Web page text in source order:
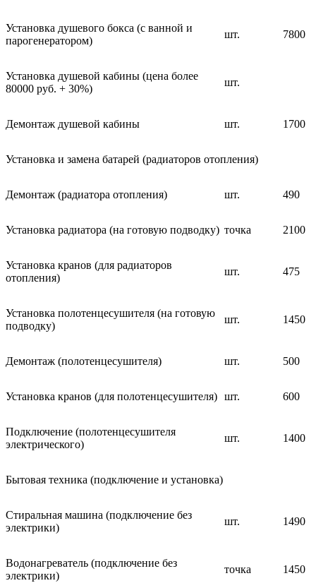
Установка душевого бокса (с ванной и
парогенератором)
шт. 7800
Установка душевой кабины (цена более
80000 руб. + 30%)
шт.
Демонтаж душевой кабины шт. 1700
Установка и замена батарей (радиаторов отопления)
Демонтаж (радиатора отопления) шт. 490
Установка радиатора (на готовую подводку) точка 2100
Установка кранов (для радиаторов
отопления)
шт. 475
Установка полотенцесушителя (на готовую
подводку)
шт. 1450
Демонтаж (полотенцесушителя) шт. 500
Установка кранов (для полотенцесушителя) шт. 600
Подключение (полотенцесушителя
электрического)
шт. 1400
Бытовая техника (подключение и установка)
Стиральная машина (подключение без
электрики)
шт. 1490
Водонагреватель (подключение без
электрики)
точка 1450